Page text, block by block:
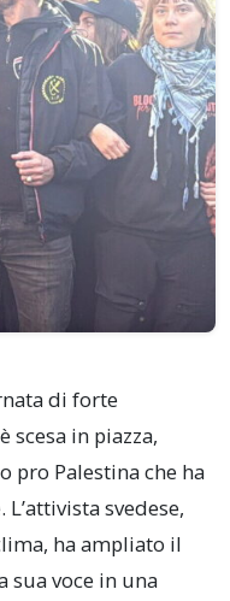
di forte
scesa in piazza,
pro Palestina che ha
svedese,
ha ampliato il
sua voce in una